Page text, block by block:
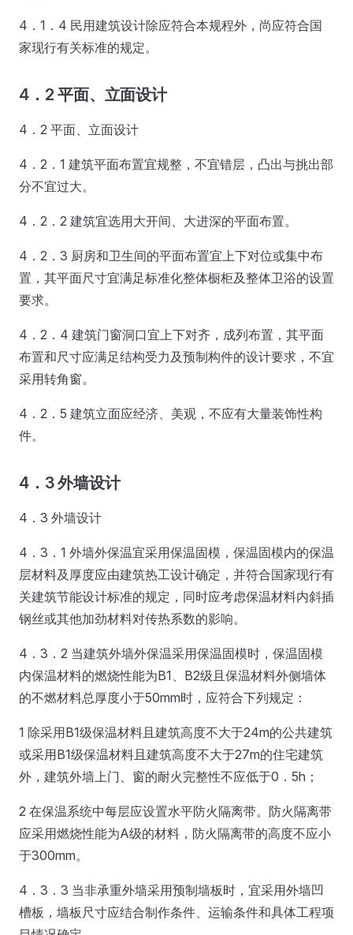
4．1．4 民用建筑设计除应符合本规程外，尚应符合国
家现行有关标准的规定。
4．2 平面、立面设计
4．2 平面、立面设计
4．2．1 建筑平面布置宜规整，不宜错层，凸出与挑出部
分不宜过大。
4．2．2 建筑宜选用大开间、大进深的平面布置。
4．2．3 厨房和卫生间的平面布置宜上下对位或集中布
置，其平面尺寸宜满足标准化整体橱柜及整体卫浴的设置
要求。
4．2．4 建筑门窗洞口宜上下对齐，成列布置，其平面
布置和尺寸应满足结构受力及预制构件的设计要求，不宜
采用转角窗。
4．2．5 建筑立面应经济、美观，不应有大量装饰性构
件。
4．3 外墙设计
4．3 外墙设计
4．3．1 外墙外保温宜采用保温固模，保温固模内的保温
层材料及厚度应由建筑热工设计确定，并符合国家现行有
关建筑节能设计标准的规定，同时应考虑保温材料内斜插
钢丝或其他加劲材料对传热系数的影响。
4．3．2 当建筑外墙外保温采用保温固模时，保温固模
内保温材料的燃烧性能为B1、B2级且保温材料外侧墙体
的不燃材料总厚度小于50mm时，应符合下列规定：
1 除采用B1级保温材料且建筑高度不大于24m的公共建筑
或采用B1级保温材料且建筑高度不大于27m的住宅建筑
外，建筑外墙上门、窗的耐火完整性不应低于0．5h；
2 在保温系统中每层应设置水平防火隔离带。防火隔离带
应采用燃烧性能为A级的材料，防火隔离带的高度不应小
于300mm。
4．3．3 当非承重外墙采用预制墙板时，宜采用外墙凹
槽板，墙板尺寸应结合制作条件、运输条件和具体工程项